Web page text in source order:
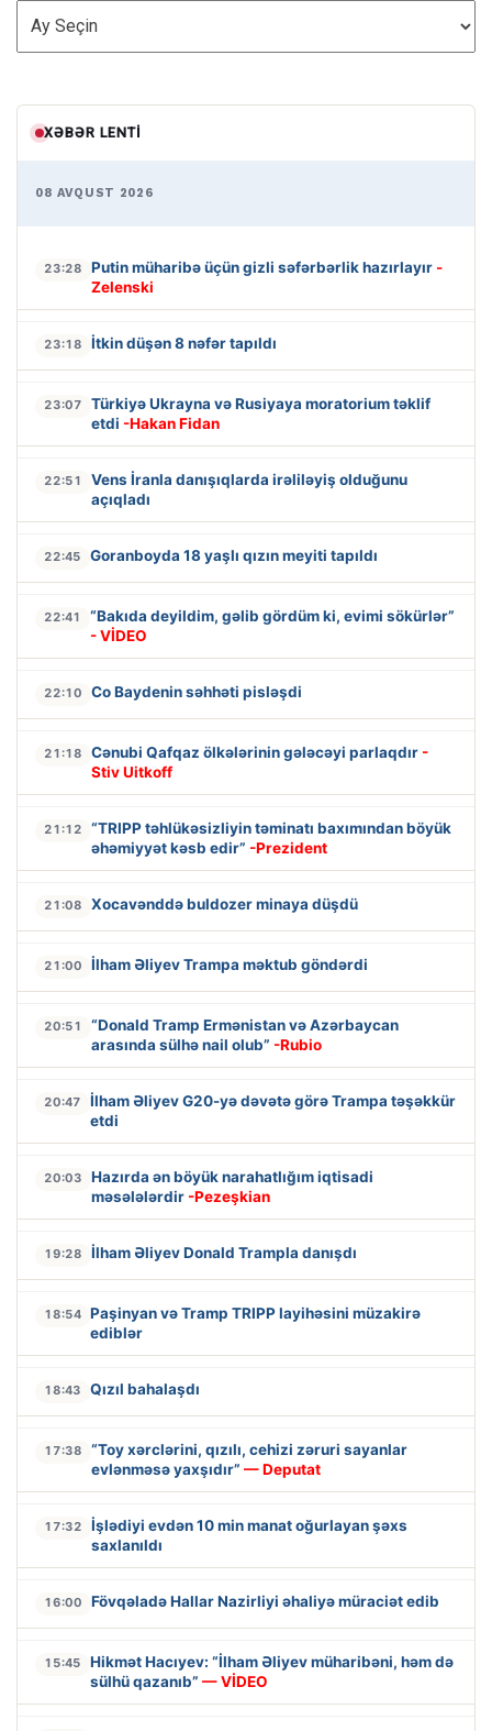
ARXİV
XƏBƏR LENTI
08 AVQUST 2026
23:28 Putin müharibə üçün gizli səfərbərlik hazırlayır -
Zelenski
23:18 İtkin düşən 8 nəfər tapıldı
23:07
Türkiyə Ukrayna və Rusiyaya moratorium təklif
etdi -Hakan Fidan
22:51
Vens İranla danışıqlarda irəliləyiş olduğunu
açıqladı
22:45 Goranboyda 18 yaşlı qızın meyiti tapıldı
22:41
“Bakıda deyildim, gəlib gördüm ki, evimi sökürlər”
- VİDEO
22:10 Co Baydenin səhhəti pisləşdi
21:18 Cənubi Qafqaz ölkələrinin gələcəyi parlaqdır -
Stiv Uitkoff
21:12
“TRIPP təhlükəsizliyin təminatı baxımından böyük
əhəmiyyət kəsb edir” -Prezident
21:08 Xocavənddə buldozer minaya düşdü
21:00 İlham Əliyev Trampa məktub göndərdi
20:51
“Donald Tramp Ermənistan və Azərbaycan
arasında sülhə nail olub” -Rubio
20:47
İlham Əliyev G20-yə dəvətə görə Trampa təşəkkür
etdi
20:03
Hazırda ən böyük narahatlığım iqtisadi
məsələlərdir -Pezeşkian
19:28 İlham Əliyev Donald Trampla danışdı
18:54 Paşinyan və Tramp TRIPP layihəsini müzakirə
ediblər
18:43 Qızıl bahalaşdı
17:38
“Toy xərclərini, qızılı, cehizi zəruri sayanlar
evlənməsə yaxşıdır” — Deputat
17:32
İşlədiyi evdən 10 min manat oğurlayan şəxs
saxlanıldı
16:00 Fövqəladə Hallar Nazirliyi əhaliyə müraciət edib
15:45
Hikmət Hacıyev: “İlham Əliyev müharibəni, həm də
sülhü qazanıb” — VİDEO